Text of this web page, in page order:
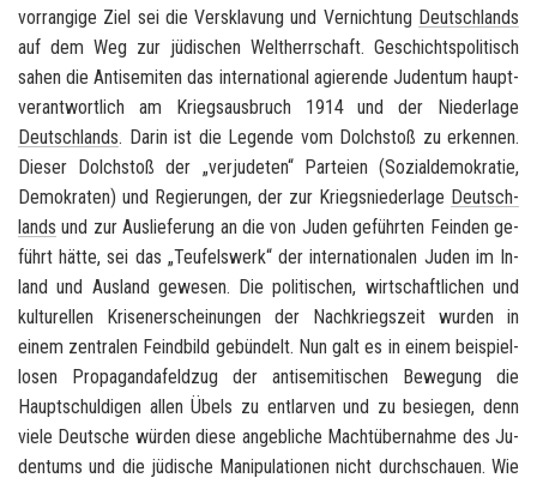
vor­ran­gi­ge Ziel sei die Ver­skla­vung und Ver­nich­tung Deutsch­lands
auf dem Weg zur jü­di­schen Welt­herr­schaft. Ge­schichts­po­li­tisch
sahen die An­ti­se­mi­ten das in­ter­na­tio­nal agie­ren­de Ju­den­tum haupt­
ver­ant­wort­lich am Kriegs­aus­bruch 1914 und der Nie­der­la­ge
Deutsch­lands. Darin ist die Le­gen­de vom Dolch­stoß zu er­ken­nen.
Die­ser Dolch­stoß der „ver­ju­deten“ Par­tei­en (So­zi­al­de­mo­kra­tie,
De­mo­kra­ten) und Re­gie­run­gen, der zur Kriegs­nie­der­la­ge Deutsch­
lands und zur Aus­lie­fe­rung an die von Juden ge­führ­ten Fein­den ge­
führt hätte, sei das „Teu­fels­werk“ der in­ter­na­tio­na­len Juden im In­
land und Aus­land ge­we­sen. Die po­li­ti­schen, wirt­schaft­li­chen und
kul­tu­rel­len Kri­sen­er­schei­nun­gen der Nach­kriegs­zeit wur­den in
einem zen­tra­len Feind­bild ge­bün­delt. Nun galt es in einem bei­spiel­
lo­sen Pro­pa­gan­da­feld­zug der an­ti­se­mi­ti­schen Be­we­gung die
Haupt­schul­di­gen allen Übels zu ent­lar­ven und zu be­sie­gen, denn
viele Deut­sche wür­den diese an­geb­li­che Macht­über­nah­me des Ju­
den­tums und die jü­di­sche Ma­ni­pu­la­tio­nen nicht durch­schau­en. Wie